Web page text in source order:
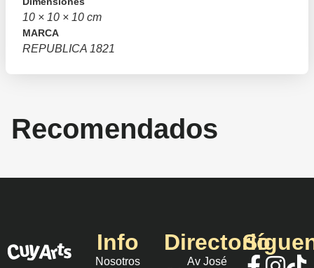
10 × 10 × 10 cm
MARCA
REPUBLICA 1821
Recomendados
Info
Nosotros
Directorio
Av José